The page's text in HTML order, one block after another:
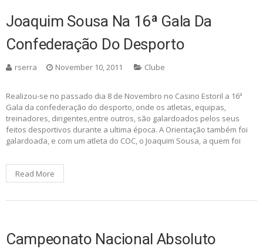
Joaquim Sousa Na 16ª Gala Da
Confederação Do Desporto
rserra November 10, 2011 Clube
Realizou-se no passado dia 8 de Novembro no Casino Estoril a 16ª
Gala da confederação do desporto, onde os atletas, equipas,
treinadores, dirigentes,entre outros, são galardoados pelos seus
feitos desportivos durante a ultima época. A Orientação também foi
galardoada, e com um atleta do COC, o Joaquim Sousa, a quem foi
Read More
Campeonato Nacional Absoluto